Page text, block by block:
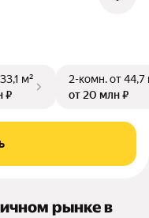
м²
₽
2-комн.от 44,7
от 20 млн ₽
рынке в